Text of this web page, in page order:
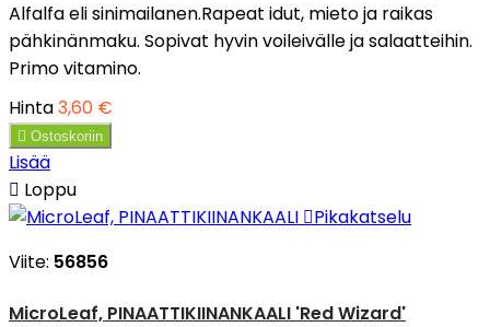
Alfalfa eli sinimailanen.Rapeat idut, mieto ja raikas
pähkinänmaku. Sopivat hyvin voileivälle ja salaatteihin.
Primo vitamino.
Hinta3,60 €
 Ostoskoriin
Lisää
 Loppu
Pikakatselu
Viite: 56856
MicroLeaf, PINAATTIKIINANKAALI 'Red Wizard'